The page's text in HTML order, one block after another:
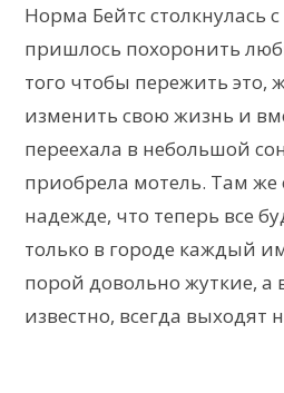
Норма Бейтс столкнулась
пришлось похоронить
того чтобы пережить
изменить свою жизнь и
переехала в небольшой
приобрела мотель. Там же
надежде, что теперь все
только в городе каждый
порой довольно жуткие, а
известно, всегда выходят